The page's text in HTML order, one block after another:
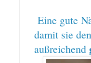
Eine gute
damit sie
außreichend